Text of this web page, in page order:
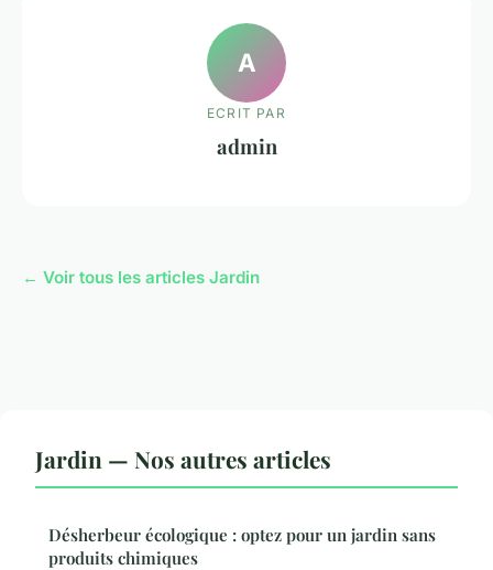
A
ECRIT PAR
admin
← Voir tous les articles Jardin
Jardin — Nos autres articles
Désherbeur écologique : optez pour un jardin sans
produits chimiques